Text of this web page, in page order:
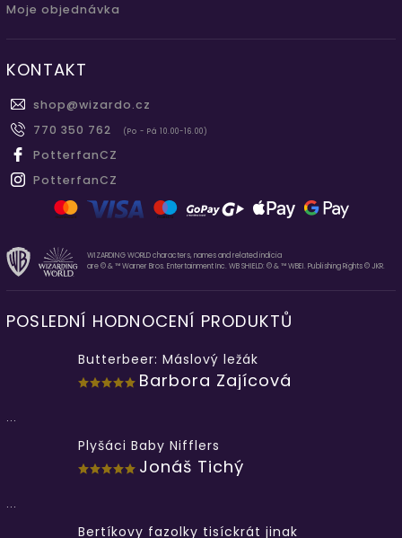
Moje objednávka
KONTAKT
shop@wizardo.cz
770 350 762
(Po - Pá 10.00-16.00)
PotterfanCZ
PotterfanCZ
WIZARDING WORLD characters, names and related indicia
are © & ™ Warner Bros. Entertainment Inc. WB SHIELD: © & ™ WBEI. Publishing Rights © JKR.
POSLEDNÍ HODNOCENÍ PRODUKTŮ
Butterbeer: Máslový ležák
Barbora Zajícová
...
Plyšáci Baby Nifflers
Jonáš Tichý
...
Bertíkovy fazolky tisíckrát jinak